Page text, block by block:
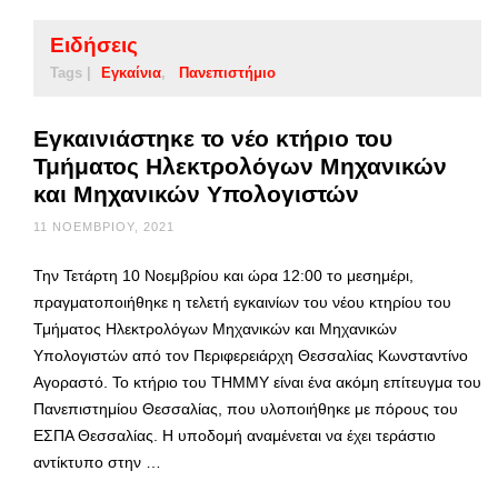
Ειδήσεις
Tags | Εγκαίνια Πανεπιστήμιο
Εγκαινιάστηκε το νέο κτήριο του
Τμήματος Ηλεκτρολόγων Μηχανικών
και Μηχανικών Υπολογιστών
11 ΝΟΕΜΒΡΊΟΥ, 2021
Την Τετάρτη 10 Νοεμβρίου και ώρα 12:00 το μεσημέρι,
πραγματοποιήθηκε η τελετή εγκαινίων του νέου κτηρίου του
Τμήματος Ηλεκτρολόγων Μηχανικών και Μηχανικών
Υπολογιστών από τον Περιφερειάρχη Θεσσαλίας Κωνσταντίνο
Αγοραστό. Το κτήριο του ΤΗΜΜΥ είναι ένα ακόμη επίτευγμα του
Πανεπιστημίου Θεσσαλίας, που υλοποιήθηκε με πόρους του
ΕΣΠΑ Θεσσαλίας. Η υποδομή αναμένεται να έχει τεράστιο
αντίκτυπο στην …